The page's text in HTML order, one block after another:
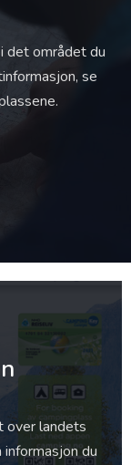
det området du
se
over landets
du